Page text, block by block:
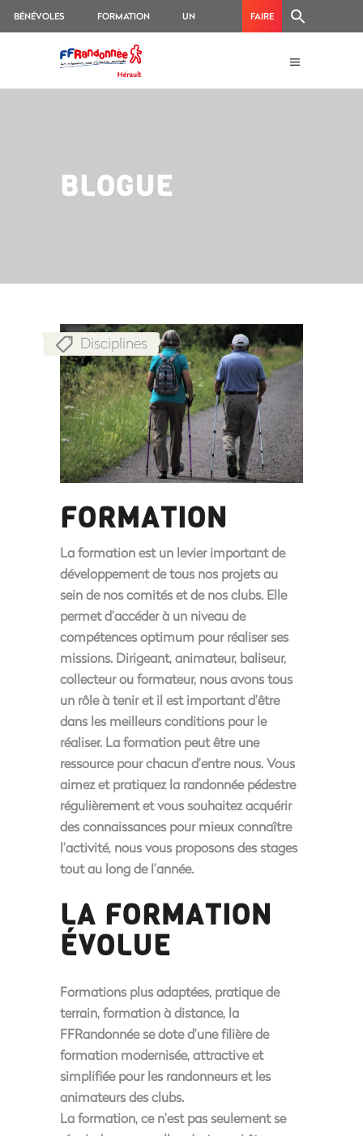
BÉNÉVOLES FORMATION UN FAIRE
BLOGUE
Disciplines
FORMATION
La formation est un levier important de
développement de tous nos projets au
sein de nos comités et de nos clubs. Elle
permet d’accéder à un niveau de
compétences optimum pour réaliser ses
missions. Dirigeant, animateur, baliseur,
collecteur ou formateur, nous avons tous
un rôle à tenir et il est important d’être
dans les meilleurs conditions pour le
réaliser. La formation peut être une
ressource pour chacun d’entre nous.Vous
aimez et pratiquez la randonnée pédestre
régulièrement et vous souhaitez acquérir
des connaissances pour mieux connaître
l’activité, nous vous proposons des stages
tout au long de l’année.
LA FORMATION
ÉVOLUE
Formations plus adaptées, pratique de
terrain, formation à distance, la
FFRandonnée se dote d’une filière de
formation modernisée, attractive et
simplifiée pour les randonneurs et les
animateurs des clubs.
La formation, ce n’est pas seulement se